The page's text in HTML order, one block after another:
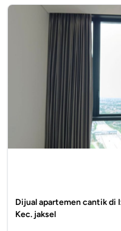
Dijual apartemen cantik di
Kec. jaksel